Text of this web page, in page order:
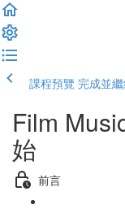
課程預覽 完成並
Film
始
前言